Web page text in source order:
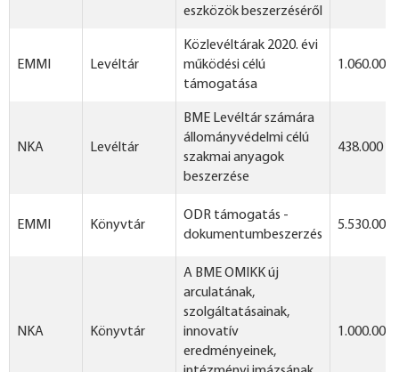
eszközök beszerzéséről
EMMI Levéltár
Közlevéltárak 2020. évi
működési célú
támogatása
1.060.000
NKA Levéltár
BME Levéltár számára
állományvédelmi célú
szakmai anyagok
beszerzése
438.000 Ft
EMMI Könyvtár
ODR támogatás -
dokumentumbeszerzés
5.530.000
NKA Könyvtár
A BME OMIKK új
arculatának,
szolgáltatásainak,
innovatív
eredményeinek,
1.000.000